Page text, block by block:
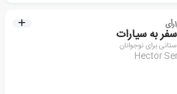
1رأی
به سیارات
برای نوجوانان
Hector